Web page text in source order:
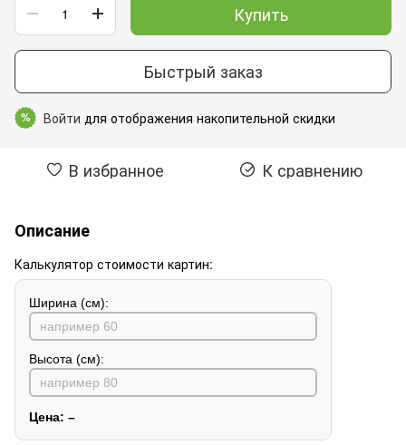
Купить
Быстрый заказ
% Войти для отображения накопительной скидки
В избранное К сравнению
Описание
Калькулятор стоимости картин:
Ширина (см):
Высота (см):
Цена: –